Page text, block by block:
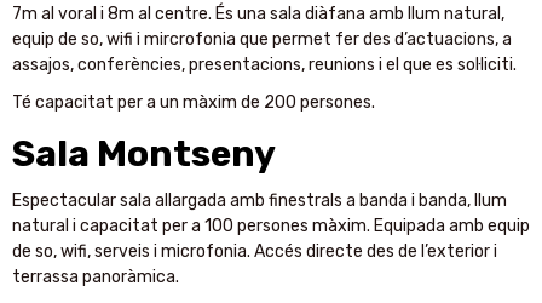
7m al voral i 8m al centre. És una sala diàfana amb llum natural,
equip de so, wifi i mircrofonia que permet fer des d’actuacions, a
assajos, conferències, presentacions, reunions i el que es sol·liciti.
Té capacitat per a un màxim de 200 persones.
Sala Montseny
Espectacular sala allargada amb finestrals a banda i banda, llum
natural i capacitat per a 100 persones màxim. Equipada amb equip
de so, wifi, serveis i microfonia. Accés directe des de l’exterior i
terrassa panoràmica.